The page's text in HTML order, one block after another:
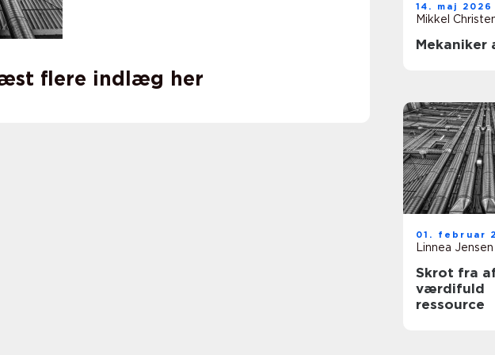
flere indlæg her
14. maj 2026
Mikkel
Mekaniker
01. februar
Linnea Jensen
Skrot fra affald til
værdifuld
ressource